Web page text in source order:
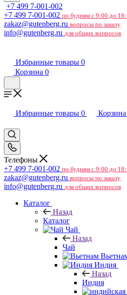
+7 499 7-001-002
+7 499 7-001-002 по будням с 9:00 до
zakaz@gutenberg.ru вопросы по заказу
info@gutenberg.ru для общих вопросов
Избранные товары 0
Корзина 0
Избранные товары 0 Корзина
Телефоны
+7 499 7-001-002 по будням с 9:00 до
zakaz@gutenberg.ru вопросы по заказу
info@gutenberg.ru для общих вопросов
Каталог
Назад
Каталог
Чай
Назад
Чай
Индия
Назад
Индия